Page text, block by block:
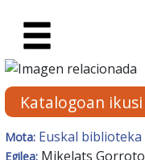
Eskuratu
Katalogoan ikusi
Mota: Euskal biblioteka
Egilea: Mikelats Gorroto